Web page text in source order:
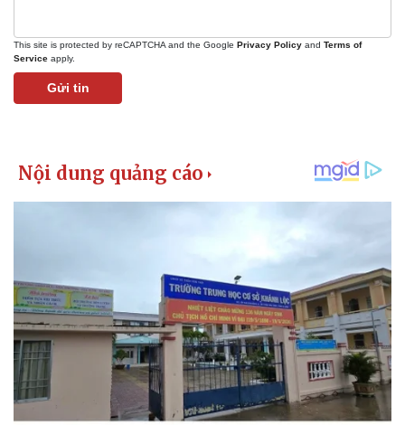
This site is protected by reCAPTCHA and the Google Privacy Policy and Terms of
Service apply.
Gửi tin